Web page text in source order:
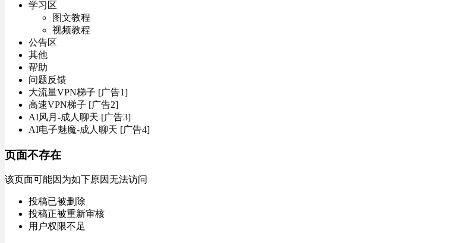
学习区
图文教程
视频教程
公告区
其他
帮助
问题反馈
大流量VPN梯子 [广告1]
高速VPN梯子 [广告2]
AI风月-成人聊天 [广告3]
AI电子魅魔-成人聊天 [广告4]
页面不存在
该页面可能因为如下原因无法访问
投稿已被删除
投稿正被重新审核
用户权限不足